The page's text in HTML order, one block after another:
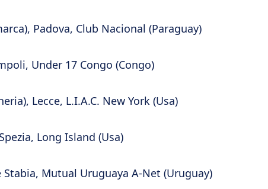
Padova, Club Nacional (Paraguay)
Under 17 Congo (Congo)
Lecce, L.I.A.C. New York (Usa)
Long Island (Usa)
Stabia, Mutual Uruguaya A-Net (Uruguay)